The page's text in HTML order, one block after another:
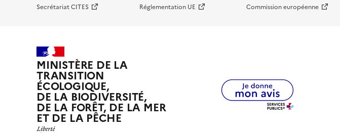
Secrétariat CITES Réglementation UE Commission européenne
MINISTÈRE DE LA
TRANSITION
ÉCOLOGIQUE,
DE LA BIODIVERSITÉ,
DE LA FORÊT, DE LA MER
ET DE LA PÊCHE